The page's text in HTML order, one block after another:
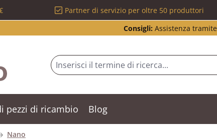
Partner di servizio per oltre 50 produttori
Consigli: Assistenza
pezzi di ricambio Blog
Nano